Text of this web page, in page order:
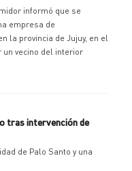
informó que se
empresa de
la provincia de Jujuy, en el
un vecino del interior
tras intervención de
de Palo Santo y una